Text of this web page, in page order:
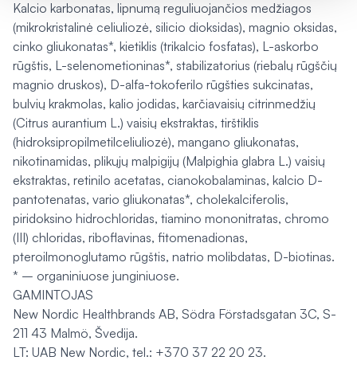
Kalcio karbonatas, lipnumą reguliuojančios medžiagos
(mikrokristalinė celiuliozė, silicio dioksidas), magnio oksidas,
cinko gliukonatas*, kietiklis (trikalcio fosfatas), L-askorbo
rūgštis, L-selenometioninas*, stabilizatorius (riebalų rūgščių
magnio druskos), D-alfa-tokoferilo rūgšties sukcinatas,
bulvių krakmolas, kalio jodidas, karčiavaisių citrinmedžių
(Citrus aurantium L.) vaisių ekstraktas, tirštiklis
(hidroksipropilmetilceliuliozė), mangano gliukonatas,
nikotinamidas, plikųjų malpigijų (Malpighia glabra L.) vaisių
ekstraktas, retinilo acetatas, cianokobalaminas, kalcio D-
pantotenatas, vario gliukonatas*, cholekalciferolis,
piridoksino hidrochloridas, tiamino mononitratas, chromo
(III) chloridas, riboflavinas, fitomenadionas,
pteroilmonoglutamo rūgštis, natrio molibdatas, D-biotinas.
* – organiniuose junginiuose.
GAMINTOJAS
New Nordic Healthbrands AB, Södra Förstadsgatan 3C, S-
211 43 Malmö, Švedija.
LT: UAB New Nordic, tel.: +370 37 22 20 23.